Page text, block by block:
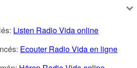
Listen Radio Vida online
Ecouter Radio Vida en ligne